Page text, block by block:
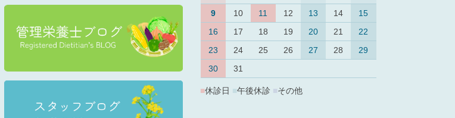
9
10 11 12 13 14
15
16
17 18 19 20 21
22
23
24 25 26 27 28
29
30
31
■休診日 ■午後休診 その他